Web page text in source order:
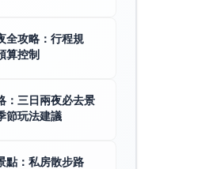
全攻略：行程規
算控制
：三日兩夜必去景
節玩法建議
點：私房散步路